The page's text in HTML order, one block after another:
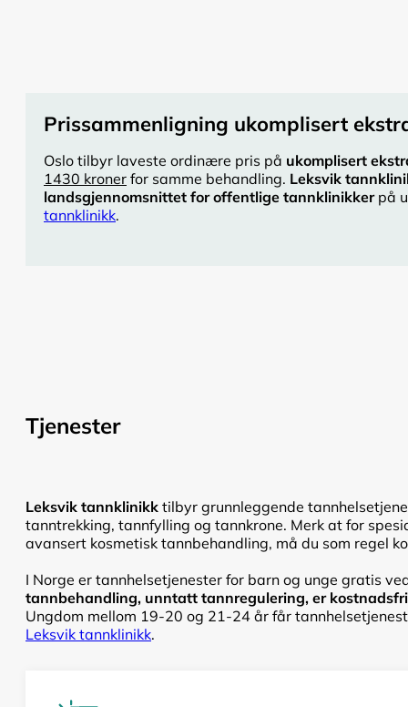
Prissammenligning ukomplisert
Oslo tilbyr laveste ordinære pris på ukomplisert
1430 kroner for samme behandling. Leksvik
landsgjennomsnittet for offentlige tannklinikkerpå
tannklinikk.
Tjenester
Leksvik tannklinikk tilbyr grunnleggende
tanntrekking, tannfylling og tannkrone. Merk at for
avansert kosmetisk tannbehandling, må du som regel
I Norge er tannhelsetjenester for barn og unge gratis
tannbehandling, unntatt tannregulering, er
Ungdom mellom 19-20 og 21-24 år får
Leksvik tannklinikk.